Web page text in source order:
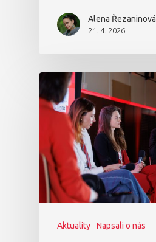
Alena Řezaninová
21. 4. 2026
Aktuality Napsali o nás